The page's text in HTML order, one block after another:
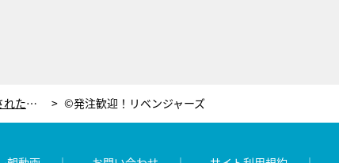
次長課長・河本 中学生にボコボコにされた挙句、衝撃ミスで過酷ロケのギャラ0円に⁈ ©発注歓迎！リベンジャーズ